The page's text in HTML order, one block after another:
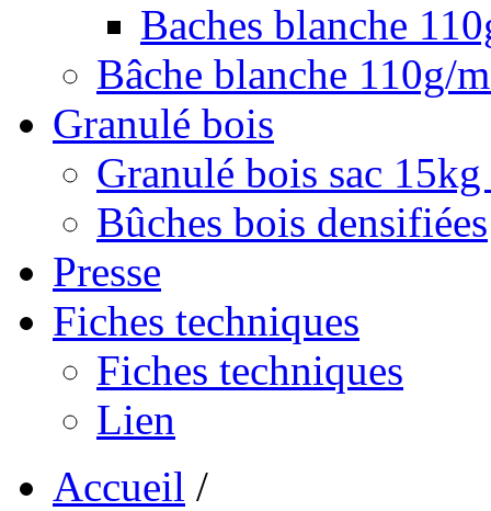
Baches blanche
Bâche blanche 110g/
Granulé bois
Granulé bois sac
Bûches bois densifiées
Presse
Fiches techniques
Fiches techniques
Lien
Accueil /